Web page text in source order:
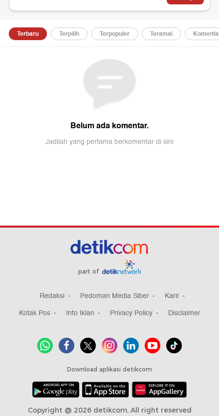
part of
Redaksi Pedoman Media Siber
Karir
Kotak Pos
Info Iklan Privacy Policy Disclaimer
Download aplikasi detikcom
Copyright @ 2026 detikcom, All right reserved